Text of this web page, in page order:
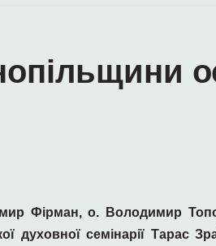
Фірман, о. Володимир
духовної семінарії Тарас